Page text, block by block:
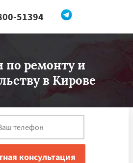
51394
по ремонту и
в Кирове